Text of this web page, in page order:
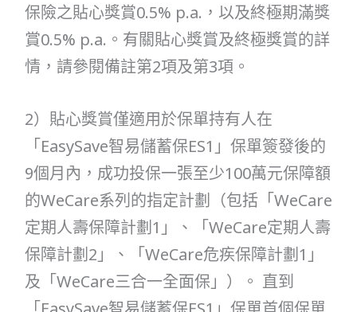
保險之貼心獎賞0.5% p.a.，以及終極期滿獎
賞0.5% p.a.。有關貼心獎賞及終極獎賞的詳
情，請參閱備註第2項及第3項。
2）貼心獎賞僅適用於保單持有人在
「EasySave智易儲蓄保ES1」保單簽發後的
9個月內，成功投保一張至少100萬元保障額
的WeCare系列的指定計劃（包括「WeCare
定期人壽保障計劃1」、「WeCare定期人壽
保障計劃2」、「WeCare危疾保障計劃1」
及「WeCare三合一全面保」）。 直到